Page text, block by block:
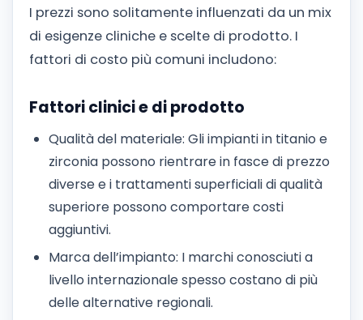
I prezzi sono solitamente influenzati da un mix
di esigenze cliniche e scelte di prodotto. I
fattori di costo più comuni includono:
Fattori clinici e di prodotto
Qualità del materiale: Gli impianti in titanio e
zirconia possono rientrare in fasce di prezzo
diverse e i trattamenti superficiali di qualità
superiore possono comportare costi
aggiuntivi.
Marca dell’impianto: I marchi conosciuti a
livello internazionale spesso costano di più
delle alternative regionali.